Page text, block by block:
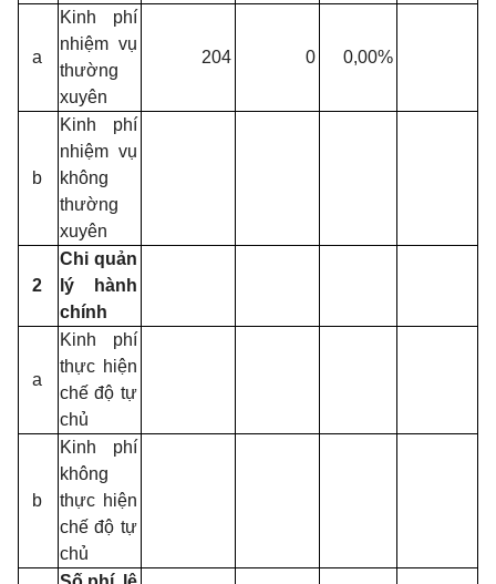
a
Kinh phí
nhiệm vụ
thường
xuyên
204 0 0,00%
b
Kinh phí
nhiệm vụ
không
thường
xuyên
2
Chi quản
lý hành
chính
a
Kinh phí
thực hiện
chế độ tự
chủ
b
Kinh phí
không
thực hiện
chế độ tự
chủ